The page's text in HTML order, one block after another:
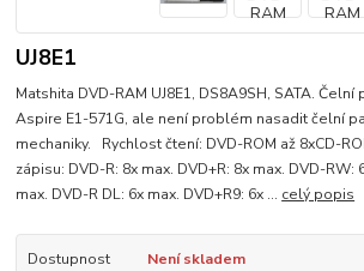
UJ8E1
Matshita DVD-RAM UJ8E1, DS8A9SH, SATA.
Aspire E1-571G, ale není problém nasadit čelní
mechaniky. Rychlost čtení: DVD-ROM až 8xCD-
zápisu: DVD-R: 8x max. DVD+R: 8x max. DVD-RW:
max. DVD-R DL: 6x max. DVD+R9: 6x ... celý popis
Dostupnost Není skladem